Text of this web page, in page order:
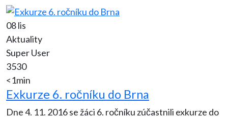
08 lis
Aktuality
Super User
3530
<1min
Exkurze 6. ročníku do Brna
Dne 4. 11. 2016 se žáci 6. ročníku zúčastnili exkurze do